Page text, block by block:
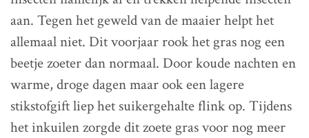
aan. Tegen het geweld van de maaier helpt het
allemaal niet. Dit voorjaar rook het gras nog een
beetje zoeter dan normaal. Door koude nachten en
warme, droge dagen maar ook een lagere
stikstofgift liep het suikergehalte flink op. Tijdens
het inkuilen zorgde dit zoete gras voor nog meer